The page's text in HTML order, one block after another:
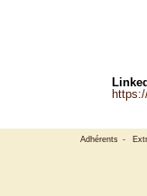
Adhérents -